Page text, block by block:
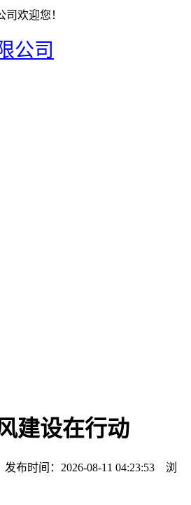
欢迎您！
公司
建设在行动
布时间：2026-08-11 04:23:53 浏